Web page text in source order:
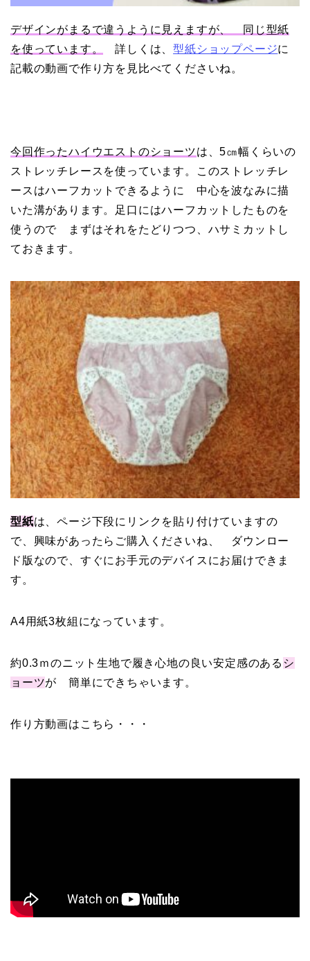
デザインがまるで違うように見えますが、 同じ型紙
を使っています。
詳しくは、型紙ショップページに
記載の動画で作り方を見比べてくださいね。
今回作ったハイウエストのショーツは、5㎝幅くらいの
ストレッチレースを使っています。このストレッチレ
ースはハーフカットできるように 中心を波なみに描
いた溝があります。足口にはハーフカットしたものを
使うので まずはそれをたどりつつ、ハサミカットし
ておきます。
型紙は、ページ下段にリンクを貼り付けていますの
で、興味があったらご購入くださいね、 ダウンロー
ド版なので、すぐにお手元のデバイスにお届けできま
す。
A4用紙3枚組になっています。
約0.3ｍのニット生地で履き心地の良い安定感のある シ
ョーツが 簡単にできちゃいます。
作り方動画はこちら・・・